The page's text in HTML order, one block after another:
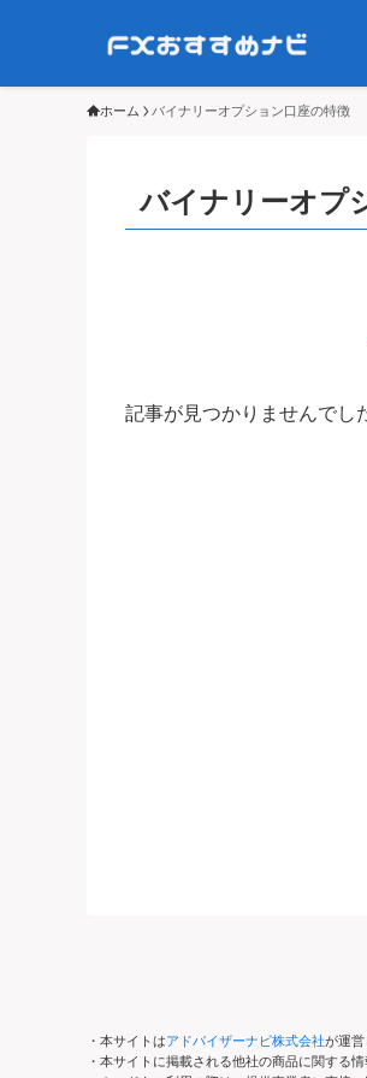
ホーム バイナリーオプション口座の特徴
バイナリーオプ
記事が見つかりませんでし
・本サイトはアドバイザーナビ株式会社が運営
・本サイトに掲載される他社の商品に関する